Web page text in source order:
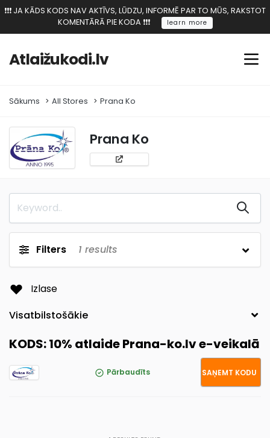
❗️❗️❗️ JA KĀDS KODS NAV AKTĪVS, LŪDZU, INFORMĒ PAR TO MŪS, RAKSTOT
KOMENTĀRĀ PIE KODA ❗️❗️❗️
learn more
Atlaižukodi.lv
Sākums All Stores Prana Ko
Prana Ko
Filters 1 results
Izlase
KODS: 10% atlaide Prana-ko.lv e-veikalā
Pārbaudīts SAŅEMT KODU